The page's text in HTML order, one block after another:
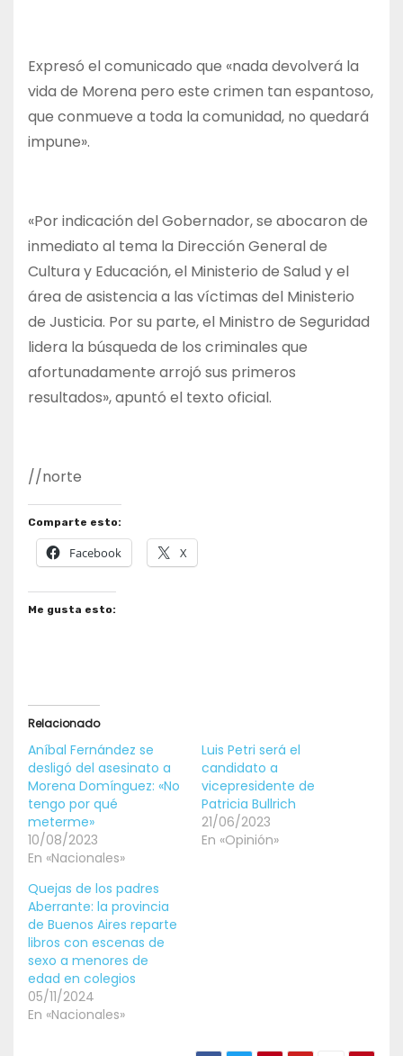
Expresó el comunicado que «nada devolverá la
vida de Morena pero este crimen tan espantoso,
que conmueve a toda la comunidad, no quedará
impune».
«Por indicación del Gobernador, se abocaron de
inmediato al tema la Dirección General de
Cultura y Educación, el Ministerio de Salud y el
área de asistencia a las víctimas del Ministerio
de Justicia. Por su parte, el Ministro de Seguridad
lidera la búsqueda de los criminales que
afortunadamente arrojó sus primeros
resultados», apuntó el texto oficial.
//norte
Comparte esto:
Facebook X
Me gusta esto:
Relacionado
Aníbal Fernández se
desligó del asesinato a
Morena Domínguez: «No
tengo por qué
meterme»
10/08/2023
En «Nacionales»
Luis Petri será el
candidato a
vicepresidente de
Patricia Bullrich
21/06/2023
En «Opinión»
Quejas de los padres
Aberrante: la provincia
de Buenos Aires reparte
libros con escenas de
sexo a menores de
edad en colegios
05/11/2024
En «Nacionales»